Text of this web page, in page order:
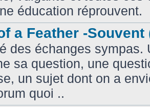
éducation réprouvent.
a Feather -Souvent
des échanges sympas.
sa question, une
un sujet dont on a
quoi ..